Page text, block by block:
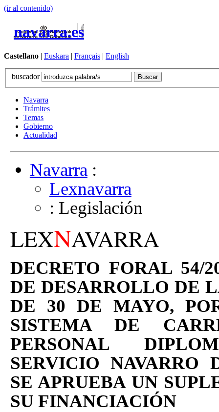
(ir al contenido)
navarra.es
Castellano | Euskara | Français | English
buscador
Navarra
Trámites
Temas
Gobierno
Actualidad
Navarra:
Lexnavarra
: Legislación
LEXNAVARRA
DECRETO FORAL 54/
DE DESARROLLO DE
DE 30 DE MAYO,
SISTEMA DE
PERSONAL
SERVICIO NAVARRO
SE APRUEBA UN
SU FINANCIACIÓN